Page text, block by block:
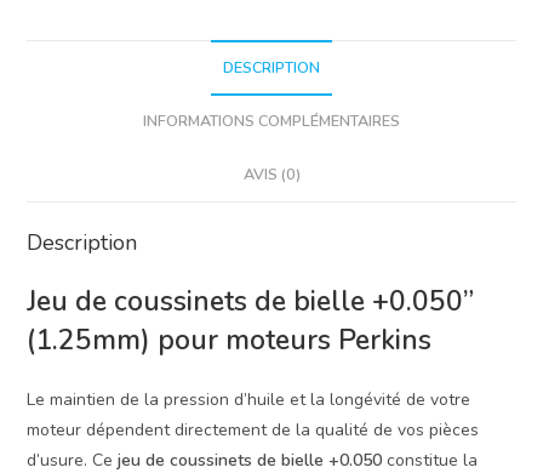
DESCRIPTION
INFORMATIONS COMPLÉMENTAIRES
AVIS (0)
Description
Jeu de coussinets de bielle +0.050”
(1.25mm) pour moteurs Perkins
Le maintien de la pression d’huile et la longévité de votre
moteur dépendent directement de la qualité de vos pièces
d’usure. Cejeu de coussinets de bielle +0.050 constitue la